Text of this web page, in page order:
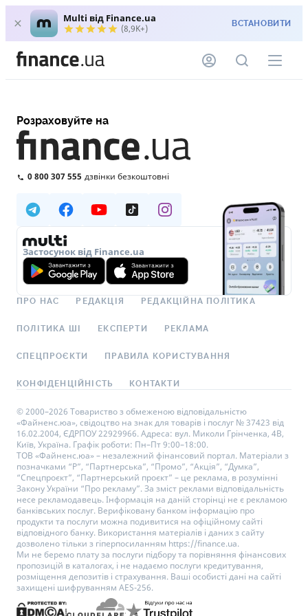
Multi від Finance.ua
(8,9K+) ВСТАНОВИТИ
Розраховуйте на
0 800 307 555 дзвінки безкоштовні
Застосунок від Finance.ua
ПРО НАС РЕДАКЦІЯ РЕДАКЦІЙНА ПОЛІТИКА
ПОЛІТИКА ШІ ЕКСПЕРТИ РЕКЛАМА
СПЕЦПРОЄКТИ ПРАВИЛА КОРИСТУВАННЯ
КОНФІДЕНЦІЙНІСТЬ КОНТАКТИ
© 2000–2026 Товариство з обмеженою відповідальністю
«Файненс.юа», свідоцтво на знак для товарів і послуг № 37423 від
16.02.2004, ЄДРПОУ 22929966. Адреса: вул. Миколи Грінченка, 4В,
Київ, Україна. Графік роботи: Пн–Пт 9:00–18:00.
ТОВ «Файненс.юа» – незалежний фінансовий портал. Матеріали з
позначками “Р”, “Партнерська”, “Промо”, “Акція”, “Думка”,
“Спецпроєкт”, “Партнерський проєкт” – це реклама, в розумінні
Закону України “Про рекламу”. За зміст реклами відповідальність
несе рекламодавець. Інформація на даній сторінці не є рекламою
банківських послуг. Верифіковану банком інформацію про
продукти та послуги можна подивитися на офіційному сайті
відповідного банку. Використання матеріалів і даних з сайту
дозволено тільки з гіперпосиланням https://finance.ua.
Ми не беремо плату за послуги підбору та порівняння фінансових
пропозицій в каталогах, і не надаємо послуги кредитування,
розміщення депозитів і страхування. Ваші особисті дані на сайті
захищені шифруванням AES-256.